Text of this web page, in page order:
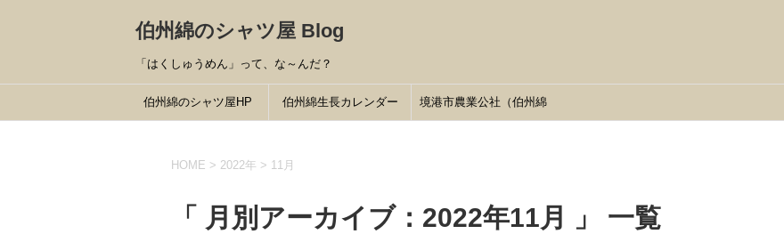
伯州綿のシャツ屋 Blog
「はくしゅうめん」って、な～んだ？
伯州綿のシャツ屋HP 伯州綿生長カレンダー 境港市農業公社（伯州綿
HOME > 2022年 > 11月
「 月別アーカイブ：2022年11月 」 一覧